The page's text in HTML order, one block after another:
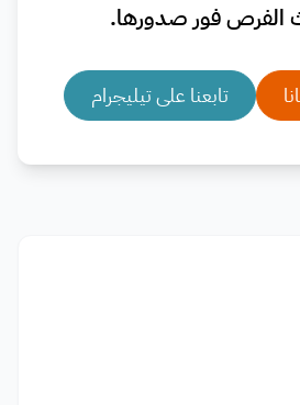
الفرص فور صدورها.
تابعنا على تيليجرام